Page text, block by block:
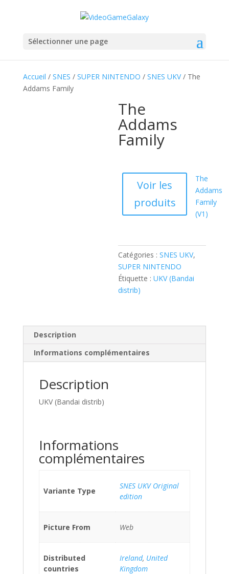
Sélectionner une page
Accueil / SNES / SUPER NINTENDO / SNES UKV/ The
Addams Family
The
Addams
Family
Voir les
produits
The
Addams
Family
(V1)
Catégories :SNES UKV,
SUPER NINTENDO
Étiquette :UKV (Bandai
distrib)
Description
Informations complémentaires
Description
UKV (Bandai distrib)
Informations
complémentaires
Variante Type
SNES UKV Original
edition
Picture From Web
Distributed
countries
Ireland, United
Kingdom